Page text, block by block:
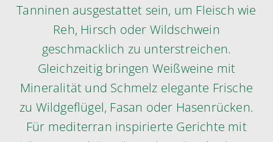
Tanninen ausgestattet sein, um Fleisch wie
Reh, Hirsch oder Wildschwein
geschmacklich zu unterstreichen.
Gleichzeitig bringen Weißweine mit
Mineralität und Schmelz elegante Frische
zu Wildgeflügel, Fasan oder Hasenrücken.
Für mediterran inspirierte Gerichte mit